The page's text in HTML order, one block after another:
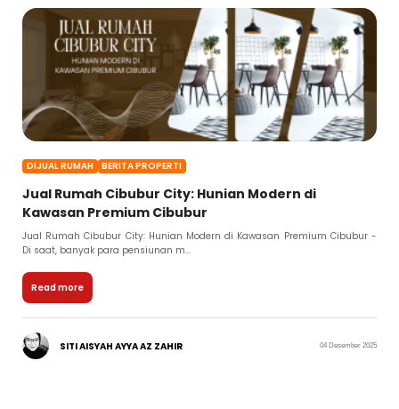
DIJUAL RUMAH BERITA PROPERTI
Jual Rumah Cibubur City: Hunian Modern di
Kawasan Premium Cibubur
Jual Rumah Cibubur City: Hunian Modern di Kawasan Premium Cibubur -
Di saat, banyak para pensiunan m...
Read more
SITI AISYAH AYYA AZ ZAHIR 04 Desember 2025